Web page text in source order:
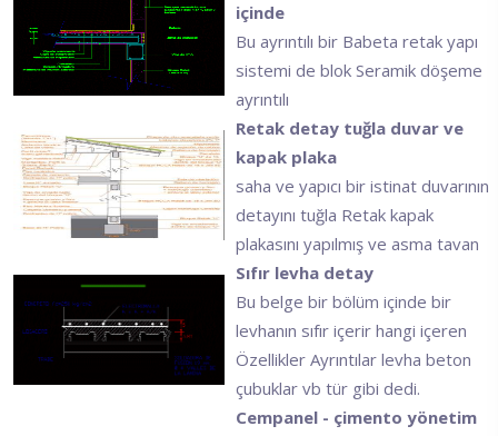
içinde
Bu ayrıntılı bir Babeta retak yapı
sistemi de blok Seramik döşeme
ayrıntılı
Retak detay tuğla duvar ve
kapak plaka
saha ve yapıcı bir istinat duvarının
detayını tuğla Retak kapak
plakasını yapılmış ve asma tavan
Sıfır levha detay
Bu belge bir bölüm içinde bir
levhanın sıfır içerir hangi içeren
Özellikler Ayrıntılar levha beton
çubuklar vb tür gibi dedi.
Cempanel - çimento yönetim